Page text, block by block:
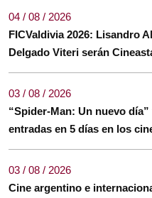
04 / 08 / 2026
FICValdivia 2026: Lisandro
Delgado Viteri serán
03 / 08 / 2026
“Spider-Man: Un nuevo
entradas en 5 días en los
03 / 08 / 2026
Cine argentino e